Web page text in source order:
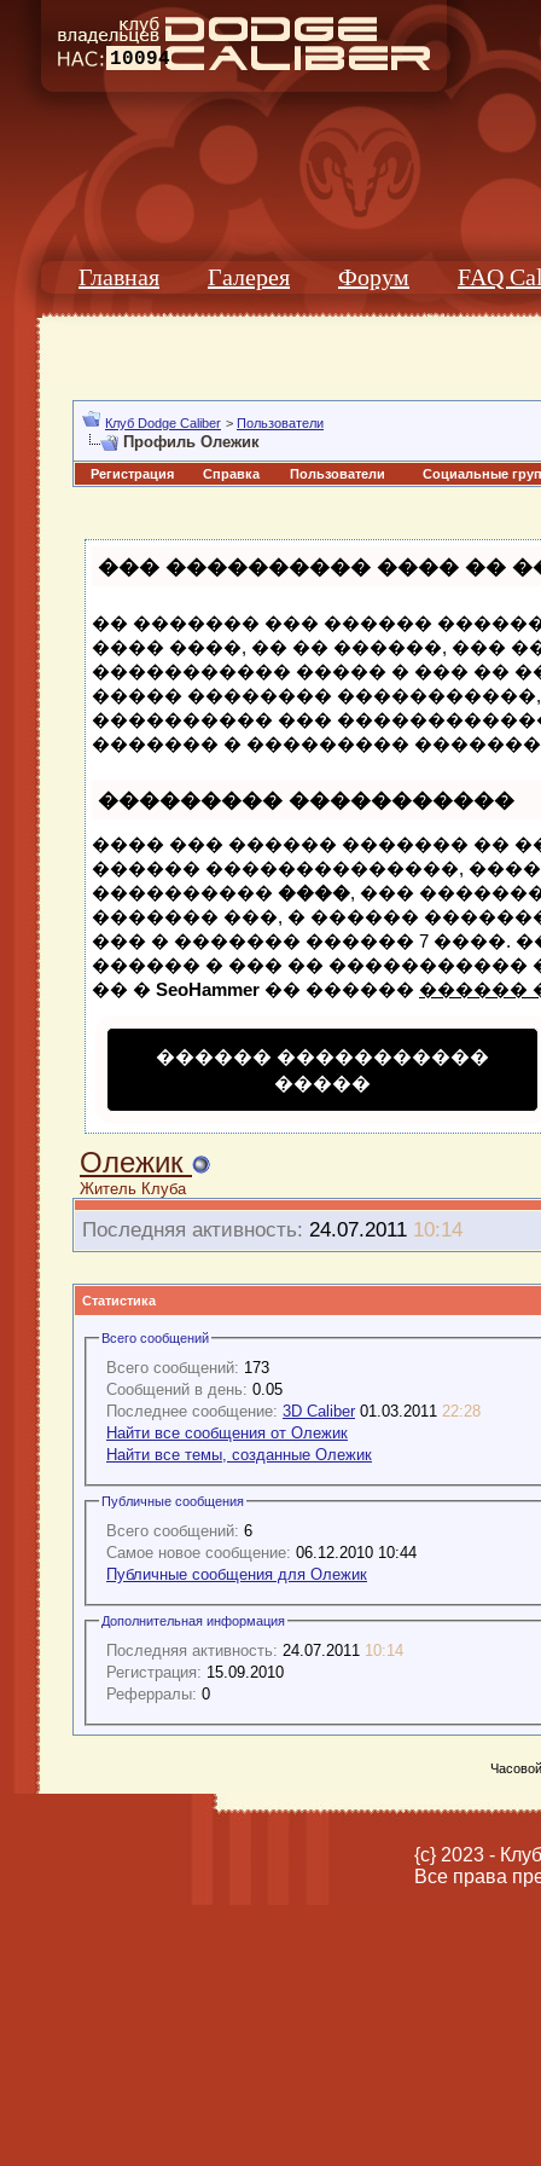
10094
Главная Галерея Форум FAQ
Клуб Dodge Caliber > Пользователи
Профиль Олежик
Регистрация Справка Пользователи Социальные
��� ���������� ���� ��
�� ������� ��� ������
���� ����, �� �� ������, ���
����������� ����� � ��� ��
����� ��������
���������� ���
������� � ���������
��������� �����������
���� ��� ������ ������� ��
������ ��������������,
���������� ����, ���
������� ���, � ������
��� � ������� ������ 7 ����.
������ � ��� �� �����������
�� � SeoHammer �� ������ ������
������ �����������
�����
Олежик
Житель Клуба
Последняя активность: 24.07.2011 10:14
Статистика
Всего сообщений
Всего сообщений: 173
Сообщений в день: 0.05
Последнее сообщение: 3D Caliber 01.03.2011 22:28
Найти все сообщения от Олежик
Найти все темы, созданные Олежик
Публичные сообщения
Всего сообщений: 6
Самое новое сообщение: 06.12.2010 10:44
Публичные сообщения для Олежик
Дополнительная информация
Последняя активность: 24.07.2011 10:14
Регистрация: 15.09.2010
Реферралы: 0
{c} 2023 -
Все права